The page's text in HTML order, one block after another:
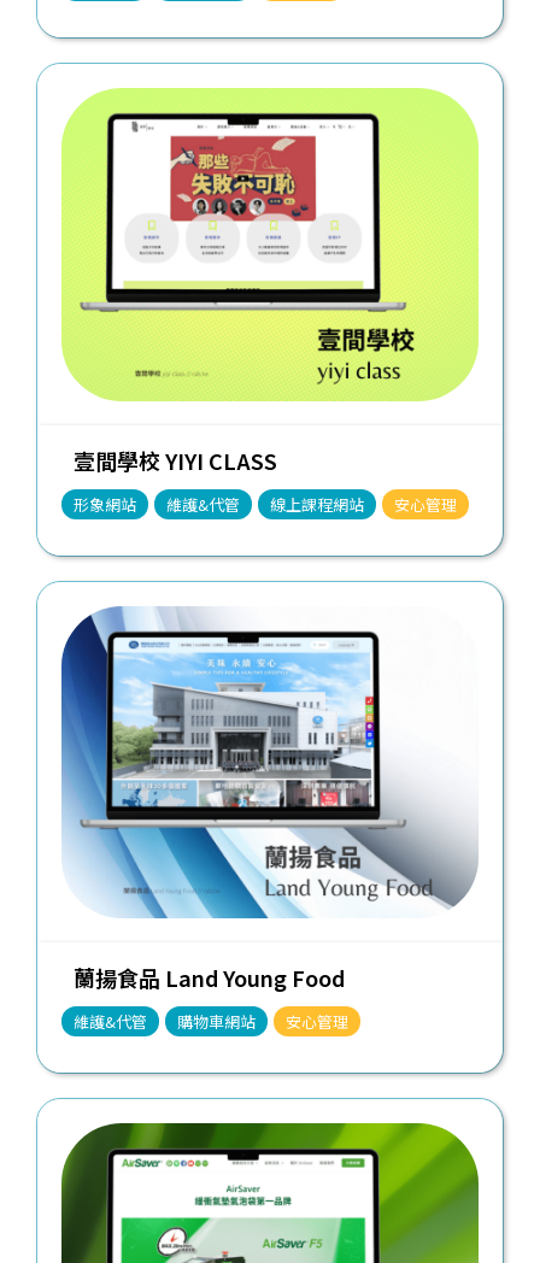
壹間學校 YIYI CLASS
形象網站 維護&代管 線上課程網站 安心管理
蘭揚食品 Land Young Food
維護&代管 購物車網站 安心管理